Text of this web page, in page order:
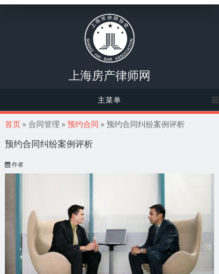
上海房产律师网
主菜单
你在这里
首页» 合同管理 » 预约合同 » 预约合同纠纷案例评析
预约合同纠纷案例评析
作者